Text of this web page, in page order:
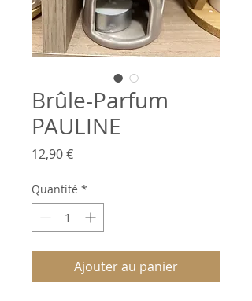
Brûle-Parfum
PAULINE
12,90 €Prix
Quantité *
Ajouter au panier